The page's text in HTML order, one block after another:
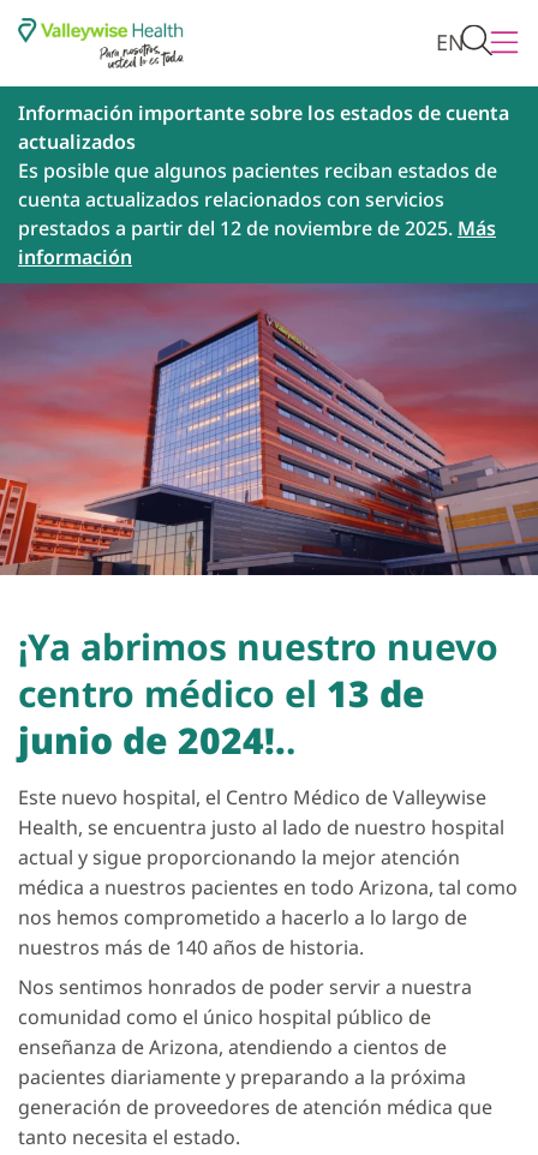
EN
Información importante sobre los estados de cuenta
actualizados
Es posible que algunos pacientes reciban estados de
cuenta actualizados relacionados con servicios
prestados a partir del 12 de noviembre de 2025. Más
información
¡Ya abrimos nuestro nuevo
centro médico el 13 de
junio de 2024!..
Este nuevo hospital, el Centro Médico de Valleywise
Health, se encuentra justo al lado de nuestro hospital
actual y sigue proporcionando la mejor atención
médica a nuestros pacientes en todo Arizona, tal como
nos hemos comprometido a hacerlo a lo largo de
nuestros más de 140 años de historia.
Nos sentimos honrados de poder servir a nuestra
comunidad como el único hospital público de
enseñanza de Arizona, atendiendo a cientos de
pacientes diariamente y preparando a la próxima
generación de proveedores de atención médica que
tanto necesita el estado.